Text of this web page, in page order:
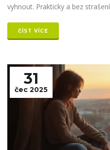
vyhnout. Prakticky a bez
ČÍST VÍCE
31
čec 2025